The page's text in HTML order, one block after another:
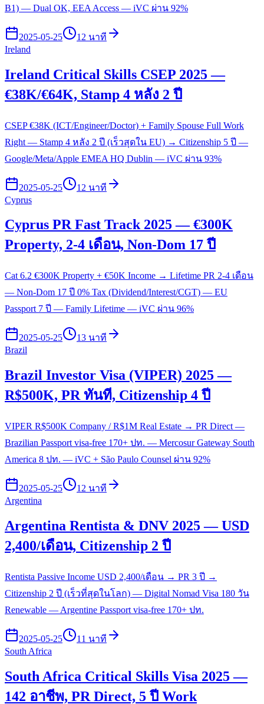
B1) — Dual OK, EEA Access — iVC ผ่าน 92%
2025-05-25
12 นาที
Ireland
Ireland Critical Skills CSEP 2025 —
€38K/€64K, Stamp 4 หลัง 2 ปี
CSEP €38K (ICT/Engineer/Doctor) + Family Spouse Full Work
Right — Stamp 4 หลัง 2 ปี (เร็วสุดใน EU) → Citizenship 5 ปี —
Google/Meta/Apple EMEA HQ Dublin — iVC ผ่าน 93%
2025-05-25
12 นาที
Cyprus
Cyprus PR Fast Track 2025 — €300K
Property, 2-4 เดือน, Non-Dom 17 ปี
Cat 6.2 €300K Property + €50K Income → Lifetime PR 2-4 เดือน
— Non-Dom 17 ปี 0% Tax (Dividend/Interest/CGT) — EU
Passport 7 ปี — Family Lifetime — iVC ผ่าน 96%
2025-05-25
13 นาที
Brazil
Brazil Investor Visa (VIPER) 2025 —
R$500K, PR ทันที, Citizenship 4 ปี
VIPER R$500K Company / R$1M Real Estate → PR Direct —
Brazilian Passport visa-free 170+ ปท. — Mercosur Gateway South
America 8 ปท. — iVC + São Paulo Counsel ผ่าน 92%
2025-05-25
12 นาที
Argentina
Argentina Rentista & DNV 2025 — USD
2,400/เดือน, Citizenship 2 ปี
Rentista Passive Income USD 2,400/เดือน → PR 3 ปี →
Citizenship 2 ปี (เร็วที่สุดในโลก) — Digital Nomad Visa 180 วัน
Renewable — Argentine Passport visa-free 170+ ปท.
2025-05-25
11 นาที
South Africa
South Africa Critical Skills Visa 2025 —
142 อาชีพ, PR Direct, 5 ปี Work